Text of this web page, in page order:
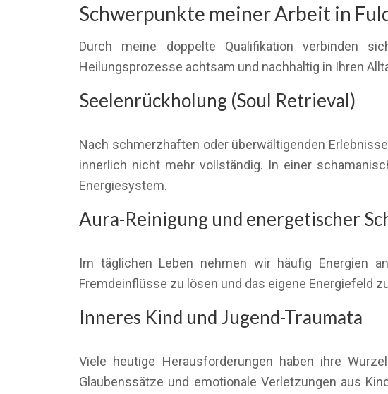
Schwerpunkte meiner Arbeit in
Durch meine doppelte Qualifikation verbinden
Heilungsprozesse achtsam und nachhaltig in Ihren
Seelenrückholung (Soul Retrieval)
Nach schmerzhaften oder überwältigenden
innerlich nicht mehr vollständig. In einer
Energiesystem.
Aura-Reinigung und energetischer
Im täglichen Leben nehmen wir häufig Energien
Fremdeinflüsse zu lösen und das eigene Energiefeld
Inneres Kind und Jugend-Traumata
Viele heutige Herausforderungen haben ihre
Glaubenssätze und emotionale Verletzungen aus